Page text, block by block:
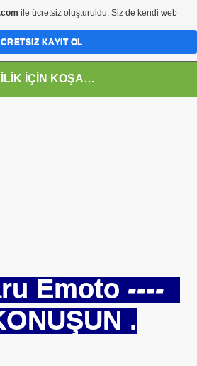
*** İYİLİK İÇİN KOŞANLARIN YERİ***
Emoto ----
.
OLAY. Serabın Hikayesi.
ile ücretsiz oluşturuldu. Siz de kendi web
KAYIT OL